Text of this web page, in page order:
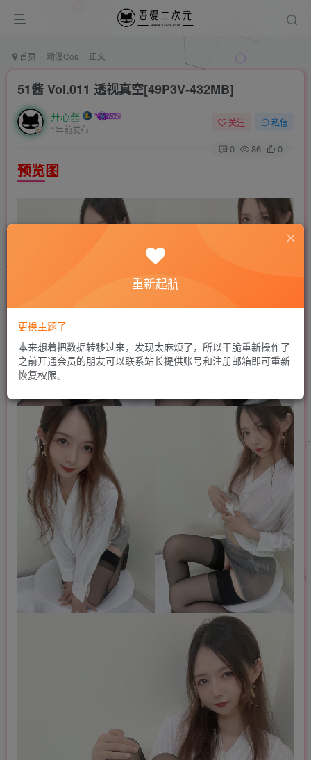
首页 动漫Cos 正文
51酱 Vol.011 透视真空[49P3V-432MB]
开心酱
1年前发布
关注 私信
0 86 0
预览图
重新起航
更换主题了
本来想着把数据转移过来，发现太麻烦了，所以干脆重新操作了
之前开通会员的朋友可以联系站长提供账号和注册邮箱即可重新
恢复权限。